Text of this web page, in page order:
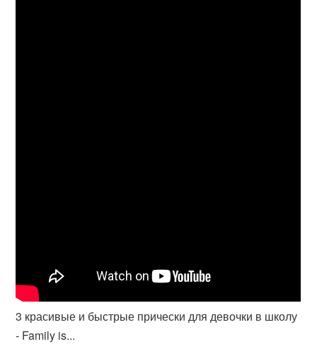
3 красивые и быстрые прически для девочки в школу
- Family is...